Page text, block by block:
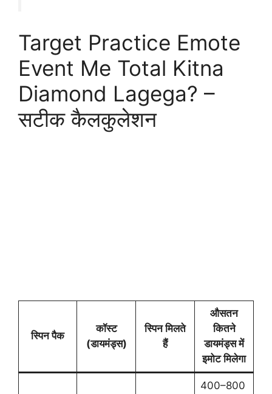
Target Practice Emote
Event Me Total Kitna
Diamond Lagega? –
सटीक कैलकुलेशन
स्पिन पैक
कॉस्ट
(डायमंड्स)
स्पिन मिलते
हैं
औसतन
कितने
डायमंड्स में
इमोट मिलेगा
400–800